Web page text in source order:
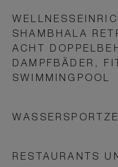
SHAMBHALA
ACHT
DAMPFBÄDER,
SWIMMINGPOOL
RESTAURANTS